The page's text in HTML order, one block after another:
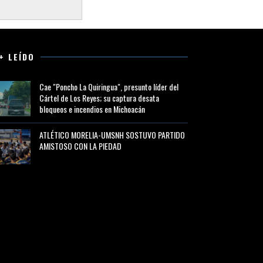
LEÍDO
Cae "Poncho La Quiringua", presunto líder del
Cártel de Los Reyes; su captura desata
bloqueos e incendios en Michoacán
ATLÉTICO MORELIA-UMSNH SOSTUVO PARTIDO
AMISTOSO CON LA PIEDAD